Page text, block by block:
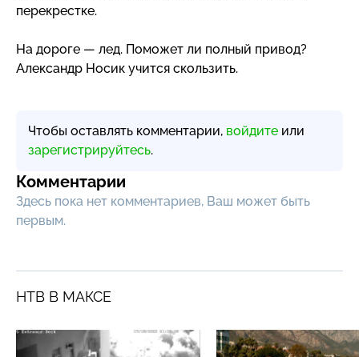
перекрестке.
На дороге — лед. Поможет ли полный привод?
Александр Носик учится скользить.
Чтобы оставлять комментарии, войдите или
зарегистрируйтесь.
Комментарии
Здесь пока нет комментариев, Ваш может быть
первым.
НТВ В МАКСЕ